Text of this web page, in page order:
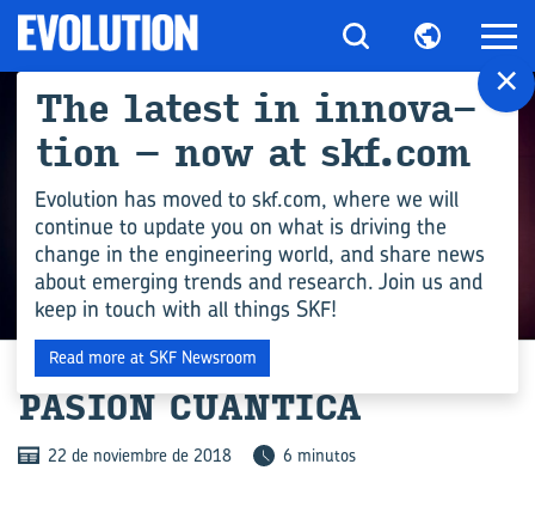
TECNOLOGÍA DIGITAL
PA­SIÓN CUÁN­TI­CA
22 de noviembre de 2018 6 minutos
×
The la­test in in­no­va­
tion – now at skf.com
Evolution has moved to skf.com, where we will
continue to update you on what is driving the
change in the engineering world, and share news
about emerging trends and research. Join us and
keep in touch with all things SKF!
Read more at SKF Newsroom